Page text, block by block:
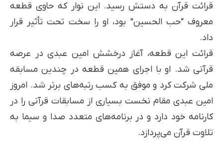
قرائت قرآن به دستش رسید. این نوار که حاوی قطعه
معروف “حب الحسین” بود، او را سخت تحت تأثیر قرار
داد.
قرائت این قطعه، آغاز درخشش امین عبدی در عرصه
قرآنی شد. او با اجرای همین قطعه در چندین مسابقه
ملی شرکت کرد و موفق به کسب رتبه‌های برتر شد. امروز
امین عبدی مقام نخست بسیاری از مسابقات قرآنی را در
کارنامه خود دارد و در برنامه‌های متعدد صدا و سیما به
تلاوت قرآن می‌پردازد.